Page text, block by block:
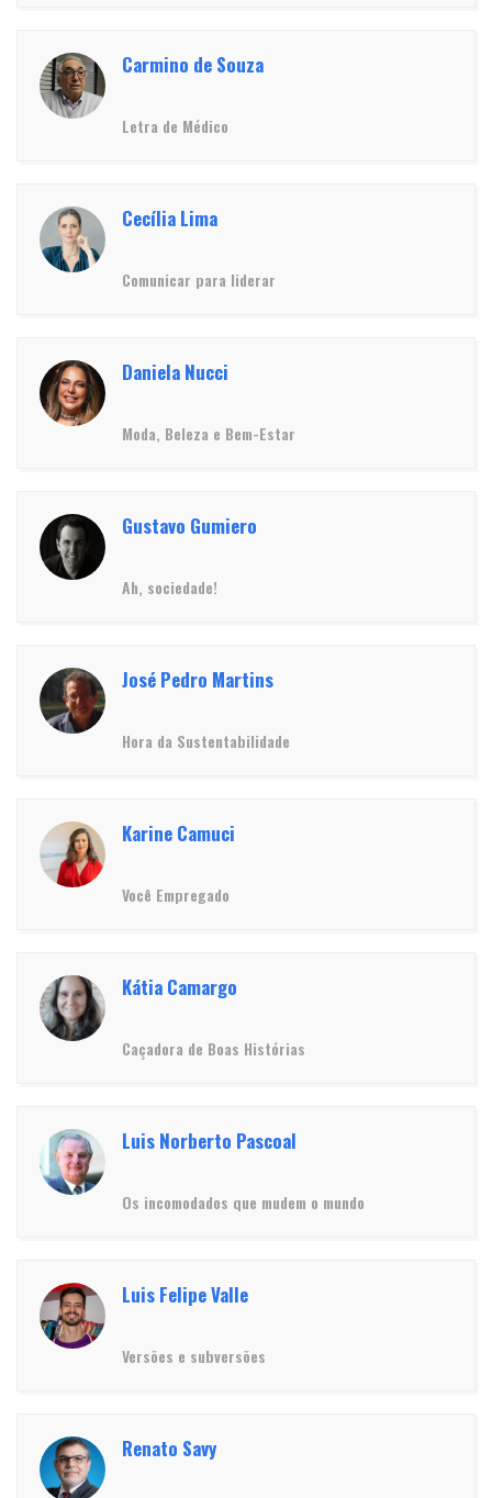
Carmino de Souza
Letra de Médico
Cecília Lima
Comunicar para liderar
Daniela Nucci
Moda, Beleza e Bem-Estar
Gustavo Gumiero
Ah, sociedade!
José Pedro Martins
Hora da Sustentabilidade
Karine Camuci
Você Empregado
Kátia Camargo
Caçadora de Boas Histórias
Luis Norberto Pascoal
Os incomodados que mudem o mundo
Luis Felipe Valle
Versões e subversões
Renato Savy